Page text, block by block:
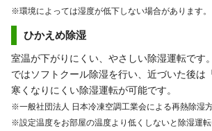
※環境によっては湿度が低下しない場合があります。
ひかえめ除湿
室温が下がりにくい、やさしい除湿運転で
ではソフトクール除湿を行い、近づいた後
寒くなりにくい除湿運転が可能です。
※一般社団法人 日本冷凍空調工業会による再熱除湿
※設定温度をお部屋の温度より低くしないと除湿運転